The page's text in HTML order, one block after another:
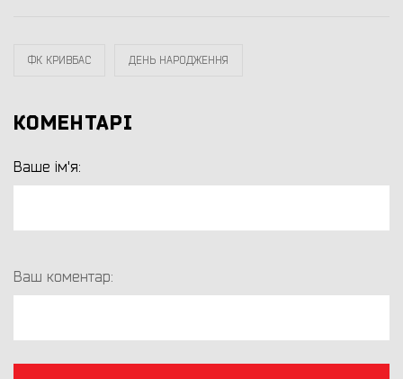
ФК КРИВБАС ДЕНЬ НАРОДЖЕННЯ
КОМЕНТАРІ
Ваше ім'я:
Ваш коментар: